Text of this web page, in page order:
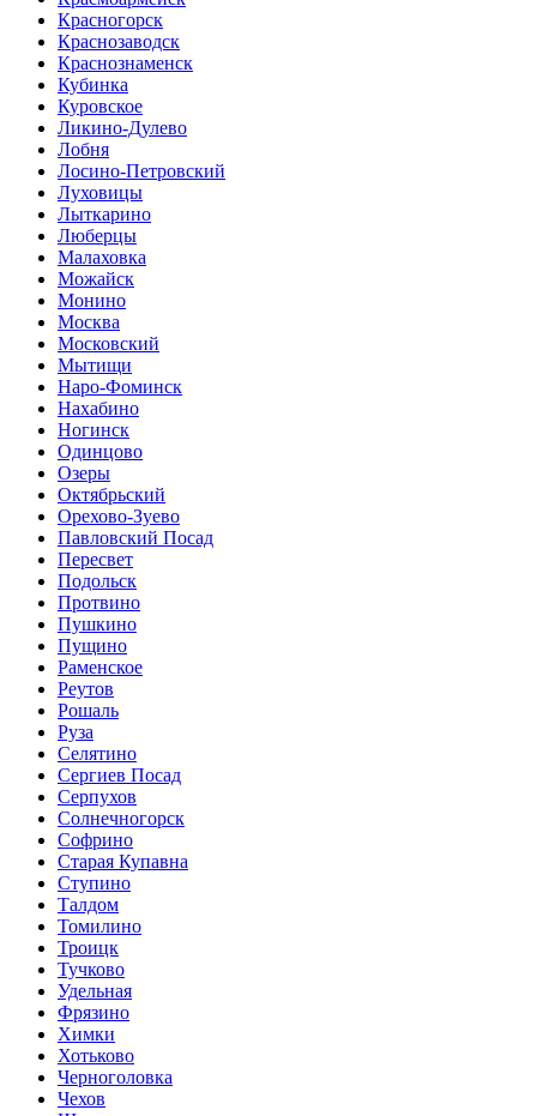
Красногорск
Краснозаводск
Краснознаменск
Кубинка
Куровское
Ликино-Дулево
Лобня
Лосино-Петровский
Луховицы
Лыткарино
Люберцы
Малаховка
Можайск
Монино
Москва
Московский
Мытищи
Наро-Фоминск
Нахабино
Ногинск
Одинцово
Озеры
Октябрьский
Орехово-Зуево
Павловский Посад
Пересвет
Подольск
Протвино
Пушкино
Пущино
Раменское
Реутов
Рошаль
Руза
Селятино
Сергиев Посад
Серпухов
Солнечногорск
Софрино
Старая Купавна
Ступино
Талдом
Томилино
Троицк
Тучково
Удельная
Фрязино
Химки
Хотьково
Черноголовка
Чехов